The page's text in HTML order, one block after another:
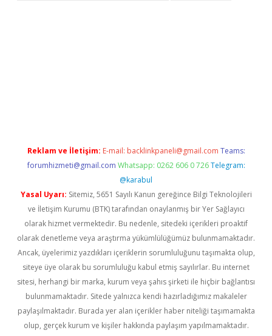
Reklam ve İletişim: E-mail: backlinkpaneli@gmail.com Teams:
forumhizmeti@gmail.com Whatsapp: 0262 606 0 726 Telegram:
@karabul
Yasal Uyarı: Sitemiz, 5651 Sayılı Kanun gereğince Bilgi Teknolojileri
ve İletişim Kurumu (BTK) tarafından onaylanmış bir Yer Sağlayıcı
olarak hizmet vermektedir. Bu nedenle, sitedeki içerikleri proaktif
olarak denetleme veya araştırma yükümlülüğümüz bulunmamaktadır.
Ancak, üyelerimiz yazdıkları içeriklerin sorumluluğunu taşımakta olup,
siteye üye olarak bu sorumluluğu kabul etmiş sayılırlar. Bu internet
sitesi, herhangi bir marka, kurum veya şahıs şirketi ile hiçbir bağlantısı
bulunmamaktadır. Sitede yalnızca kendi hazırladığımız makaleler
paylaşılmaktadır. Burada yer alan içerikler haber niteliği taşımamakta
olup, gerçek kurum ve kişiler hakkında paylaşım yapılmamaktadır.